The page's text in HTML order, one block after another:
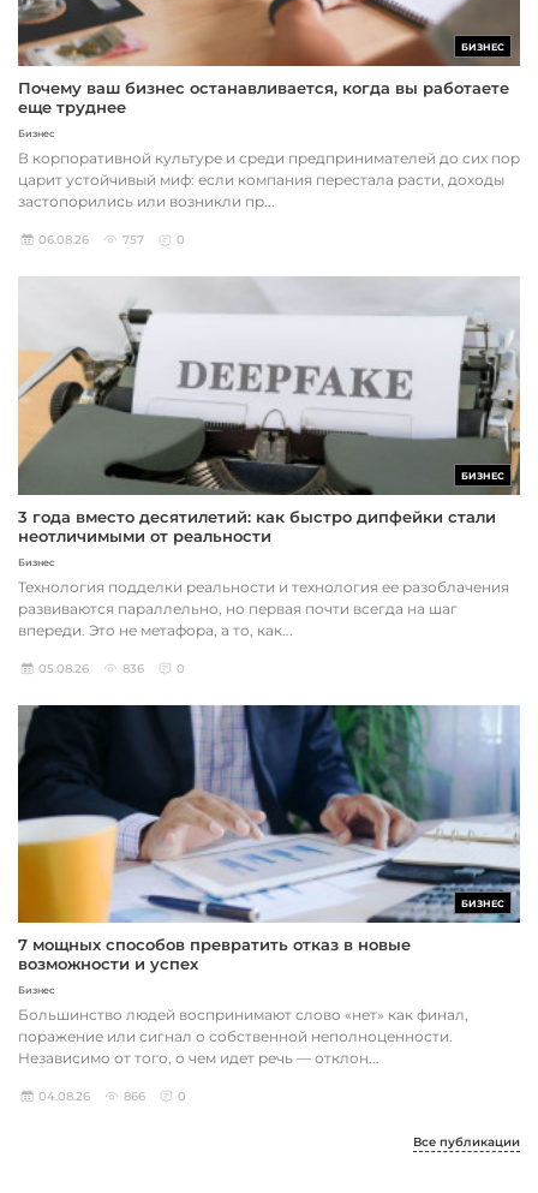
БИЗНЕС
Почему ваш бизнес останавливается, когда вы работаете
еще труднее
Бизнес
В корпоративной культуре и среди предпринимателей до сих пор
царит устойчивый миф: если компания перестала расти, доходы
застопорились или возникли пр...
06.08.26 757 0
БИЗНЕС
3 года вместо десятилетий: как быстро дипфейки стали
неотличимыми от реальности
Бизнес
Технология подделки реальности и технология ее разоблачения
развиваются параллельно, но первая почти всегда на шаг
впереди. Это не метафора, а то, как...
05.08.26 836 0
БИЗНЕС
7 мощных способов превратить отказ в новые
возможности и успех
Бизнес
Большинство людей воспринимают слово «нет» как финал,
поражение или сигнал о собственной неполноценности.
Независимо от того, о чем идет речь — отклон...
04.08.26 866 0
Все публикации